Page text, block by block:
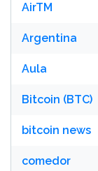
AirTM
Argentina
Aula
Bitcoin (BTC)
bitcoin news
comedor